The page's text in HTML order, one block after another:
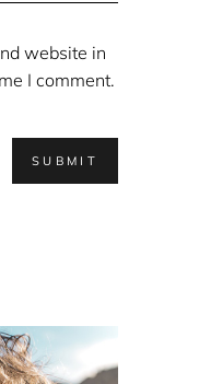
website in
I comment.